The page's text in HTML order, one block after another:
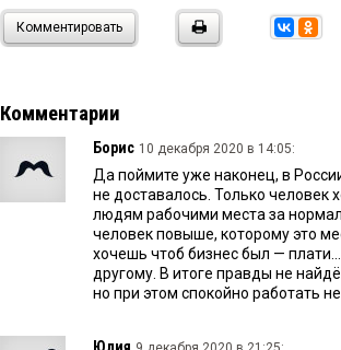
Комментировать
Комментарии
Борис 10 декабря 2020 в 14:05:
Да поймите уже наконец, в
не доставалось. Только человек
людям рабочими места за
человек повыше, которому это
хочешь чтоб бизнес был —
другому. В итоге правды не
но при этом спокойно работать